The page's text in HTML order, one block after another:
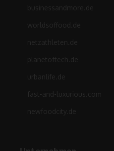
businessandmore.de
worldsoffood.de
netzathleten.de
planetoftech.de
urbanlife.de
fast-and-luxurious.com
newfoodcity.de